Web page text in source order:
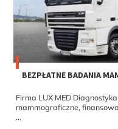
BEZPŁATNE BADANIA
Firma LUX MED
mammograficzne,
...